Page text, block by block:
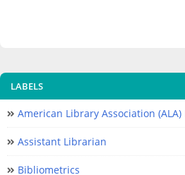
LABELS
American Library Association
Assistant Librarian
Bibliometrics